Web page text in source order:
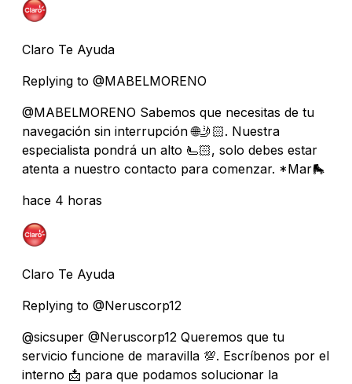
Claro Te Ayuda
Replying to @MABELMORENO
@MABELMORENO Sabemos que necesitas de tu
navegación sin interrupción 🌐🤳🏻. Nuestra
especialista pondrá un alto 🫷🏻, solo debes estar
atenta a nuestro contacto para comenzar. *Mar🛼
hace 4 horas
Claro Te Ayuda
Replying to @Neruscorp12
@sicsuper @Neruscorp12 Queremos que tu
servicio funcione de maravilla 💯. Escríbenos por el
interno 📩 para que podamos solucionar la